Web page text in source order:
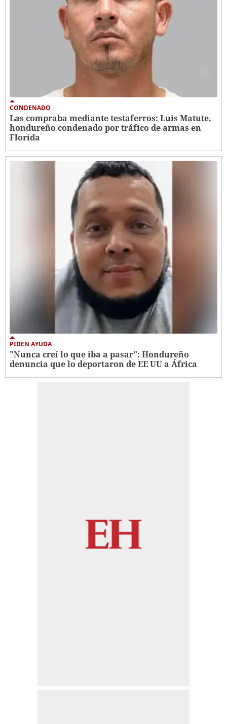
CONDENADO
Las compraba mediante testaferros: Luis Matute,
hondureño condenado por tráfico de armas en
Florida
PIDEN AYUDA
"Nunca creí lo que iba a pasar": Hondureño
denuncia que lo deportaron de EE UU a África